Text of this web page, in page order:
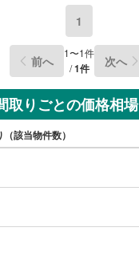
1
前へ 1〜1件
/1件 次へ
取りごとの価格相場
該当物件数）